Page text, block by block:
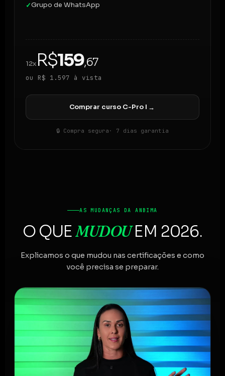
✓Grupo de WhatsApp
12x R$159,67
ou R$ 1.597 à vista
Comprar curso C-Pro I →
🔒 Compra segura · 7 dias garantia
AS MUDANÇAS DA ANBIMA
O QUEMUDOUEM 2026.
Explicamos o que mudou nas certificações e como
você precisa se preparar.